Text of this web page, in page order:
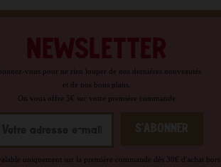
vous pour ne rien louper de nos dernières nouveautés
et de nos bons plans.
On vous offre 5€ sur votre première commande
uniquement sur la première commande dès 30€ d'achat hors